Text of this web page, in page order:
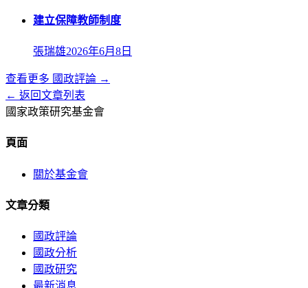
建立保障教師制度
張瑞雄2026年6月8日
查看更多 國政評論 →
← 返回文章列表
國家政策研究基金會
頁面
關於基金會
文章分類
國政評論
國政分析
國政研究